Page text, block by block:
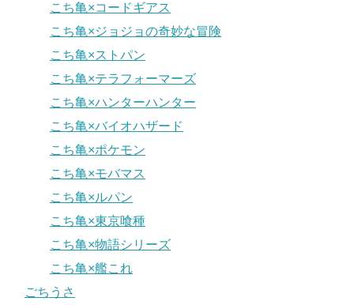
こち亀×コードギアス
こち亀×ジョジョの奇妙な冒険
こち亀×ストパン
こち亀×テラフォーマーズ
こち亀×ハンターハンター
こち亀×バイオハザード
こち亀×ポケモン
こち亀×モバマス
こち亀×ルパン
こち亀×東京喰種
こち亀×物語シリーズ
こち亀×艦これ
ごちうさ